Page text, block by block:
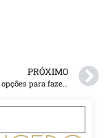
PRÓXIMO
As melhores opções para fazer turismo rural em Santa Catarina